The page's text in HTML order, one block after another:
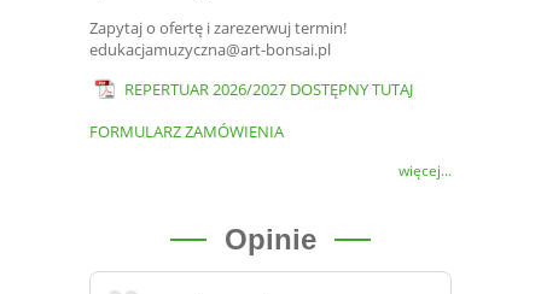
Zapytaj o ofertę i zarezerwuj termin!
edukacjamuzyczna@art-bonsai.pl
REPERTUAR 2026/2027 DOSTĘPNY TUTAJ
FORMULARZ ZAMÓWIENIA
więcej...
Opinie